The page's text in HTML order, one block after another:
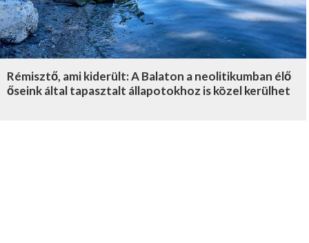
Rémisztő, ami kiderült: A Balaton a neolitikumban élő
őseink által tapasztalt állapotokhoz is közel kerülhet